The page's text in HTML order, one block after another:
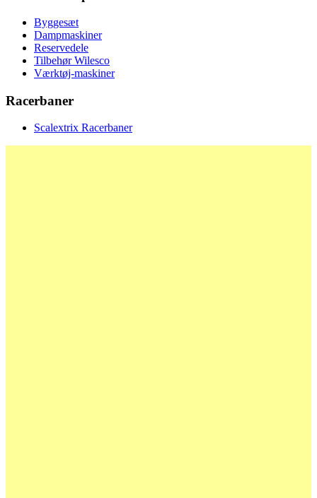
Byggesæt
Dampmaskiner
Reservedele
Tilbehør Wilesco
Værktøj-maskiner
Racerbaner
Scalextrix Racerbaner